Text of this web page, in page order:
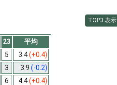
TOP3 表示
23
平均
5 3.4(+0.4)
3 3.9 (-0.2)
6 4.4(+0.4)